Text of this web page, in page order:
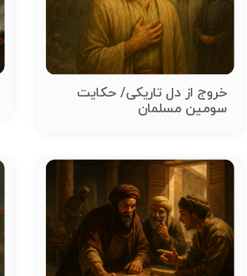
خروج از دل تاریکی/ حکایت
سومین مسلمان